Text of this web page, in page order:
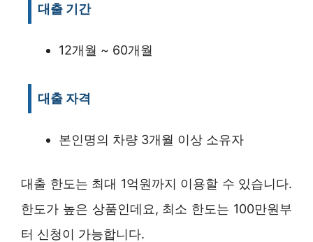
대출 기간
12개월 ~ 60개월
대출 자격
본인명의 차량 3개월 이상 소유자
대출 한도는 최대 1억원까지 이용할 수 있습니다.
한도가 높은 상품인데요, 최소 한도는 100만원부
터 신청이 가능합니다.